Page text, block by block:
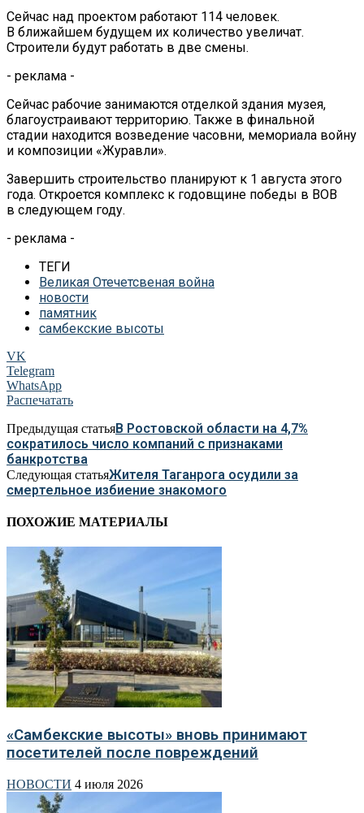
Сейчас над проектом работают 114 человек.
В ближайшем будущем их количество увеличат.
Строители будут работать в две смены.
- реклама -
Сейчас рабочие занимаются отделкой здания музея,
благоустраивают территорию. Также в финальной
стадии находится возведение часовни, мемориала войну
и композиции «Журавли».
Завершить строительство планируют к 1 августа этого
года. Откроется комплекс к годовщине победы в ВОВ
в следующем году.
- реклама -
ТЕГИ
Великая Отечетсвеная война
новости
памятник
самбекские высоты
VK
Telegram
WhatsApp
Распечатать
Предыдущая статьяВ Ростовской области на 4,7%
сократилось число компаний с признаками
банкротства
Следующая статьяЖителя Таганрога осудили за
смертельное избиение знакомого
ПОХОЖИЕ МАТЕРИАЛЫ
«Самбекские высоты» вновь принимают
посетителей после повреждений
НОВОСТИ 4 июля 2026